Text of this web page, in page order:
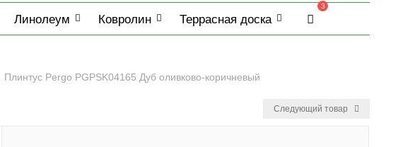
Линолеум Ковролин Террасная доска
3
Плинтус Pergo PGPSK04165 Дуб оливково-коричневый
Следующий товар